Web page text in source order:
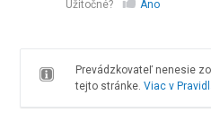
Užitočné? Áno
Prevádzkovateľ nenesie
tejto stránke. Viac v